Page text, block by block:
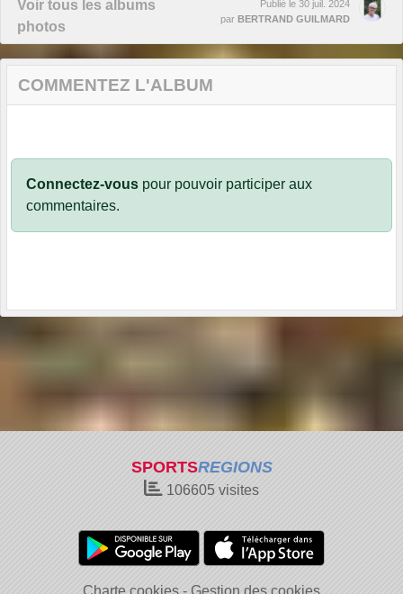
Voir tous les albums
photos
Publié le 30 juil. 2024
par BERTRAND GUILMARD
COMMENTEZ L'ALBUM
Connectez-vous pour pouvoir participer aux
commentaires.
SPORTSREGIONS
106605 visites
Charte cookies Gestion des cookies